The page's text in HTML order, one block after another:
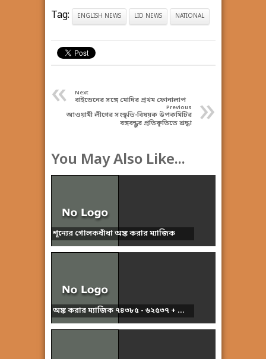
Tag: ENGLISH NEWS LID NEWS NATIONAL
« Next
বাইডেনের সঙ্গে মোদির প্রথম ফোনালাপ »
Previous
আওয়ামী লীগের সংস্কৃতি-বিষয়ক উপকমিটির
বঙ্গবন্ধুর প্রতিকৃতিতে শ্রদ্ধা
You May Also Like...
শূন্যের গোলকধাঁধা অঙ্ক করার ম্যাজিক
অঙ্ক করার ম্যাজিক ৭৪৩৮৫ - ৬২৫৩৭ + ...